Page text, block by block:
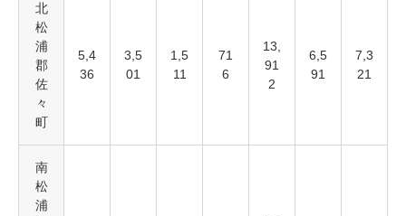
北
松
浦
郡
佐
々
町
5,4
36
3,5
01
1,5
11
71
6
13,
91
2
6,5
91
7,3
21
南
松
浦